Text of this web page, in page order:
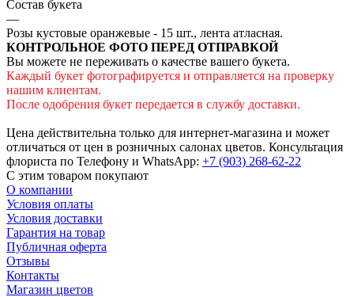
Состав букета
—
Розы кустовые оранжевые - 15 шт., лента атласная.
КОНТРОЛЬНОЕ ФОТО ПЕРЕД ОТПРАВКОЙ
Вы можете не переживать о качестве вашего букета.
Каждый букет фотографируется и отправляется на проверку
нашим клиентам.
После одобрения букет передается в службу доставки.
Цена действительна только для интернет-магазина и может
отличаться от цен в розничных салонах цветов. Консультация
флориста по Телефону и WhatsApp: +7 (903) 268-62-22
С этим товаром покупают
О компании
Условия оплаты
Условия доставки
Гарантия на товар
Публичная оферта
Отзывы
Контакты
Магазин цветов